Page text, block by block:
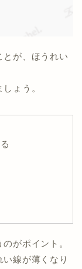
とが、ほうれい
ょう。
のがポイント。
線が薄くなり